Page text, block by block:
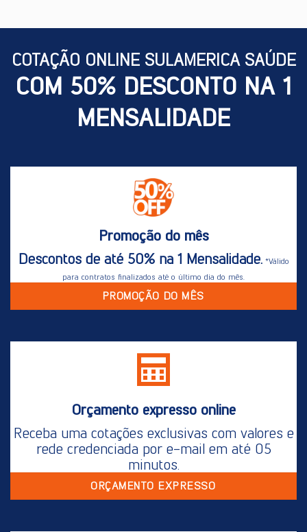
COTAÇÃO ONLINE SULAMERICA SAÚDE
COM 50% DESCONTO NA 1
MENSALIDADE
Promoção do mês
Descontos de até 50% na 1 Mensalidade.*Válido
para contratos finalizados até o último dia do mês.
PROMOÇÃO DO MÊS
Orçamento expresso online
Receba uma cotações exclusivas com valores e
rede credenciada por e-mail em até 05
minutos.
ORÇAMENTO EXPRESSO